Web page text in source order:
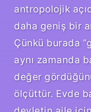
antropolojik
daha geniş bir
Çünkü burada
aynı zamanda
değer
ölçüttür. Evde